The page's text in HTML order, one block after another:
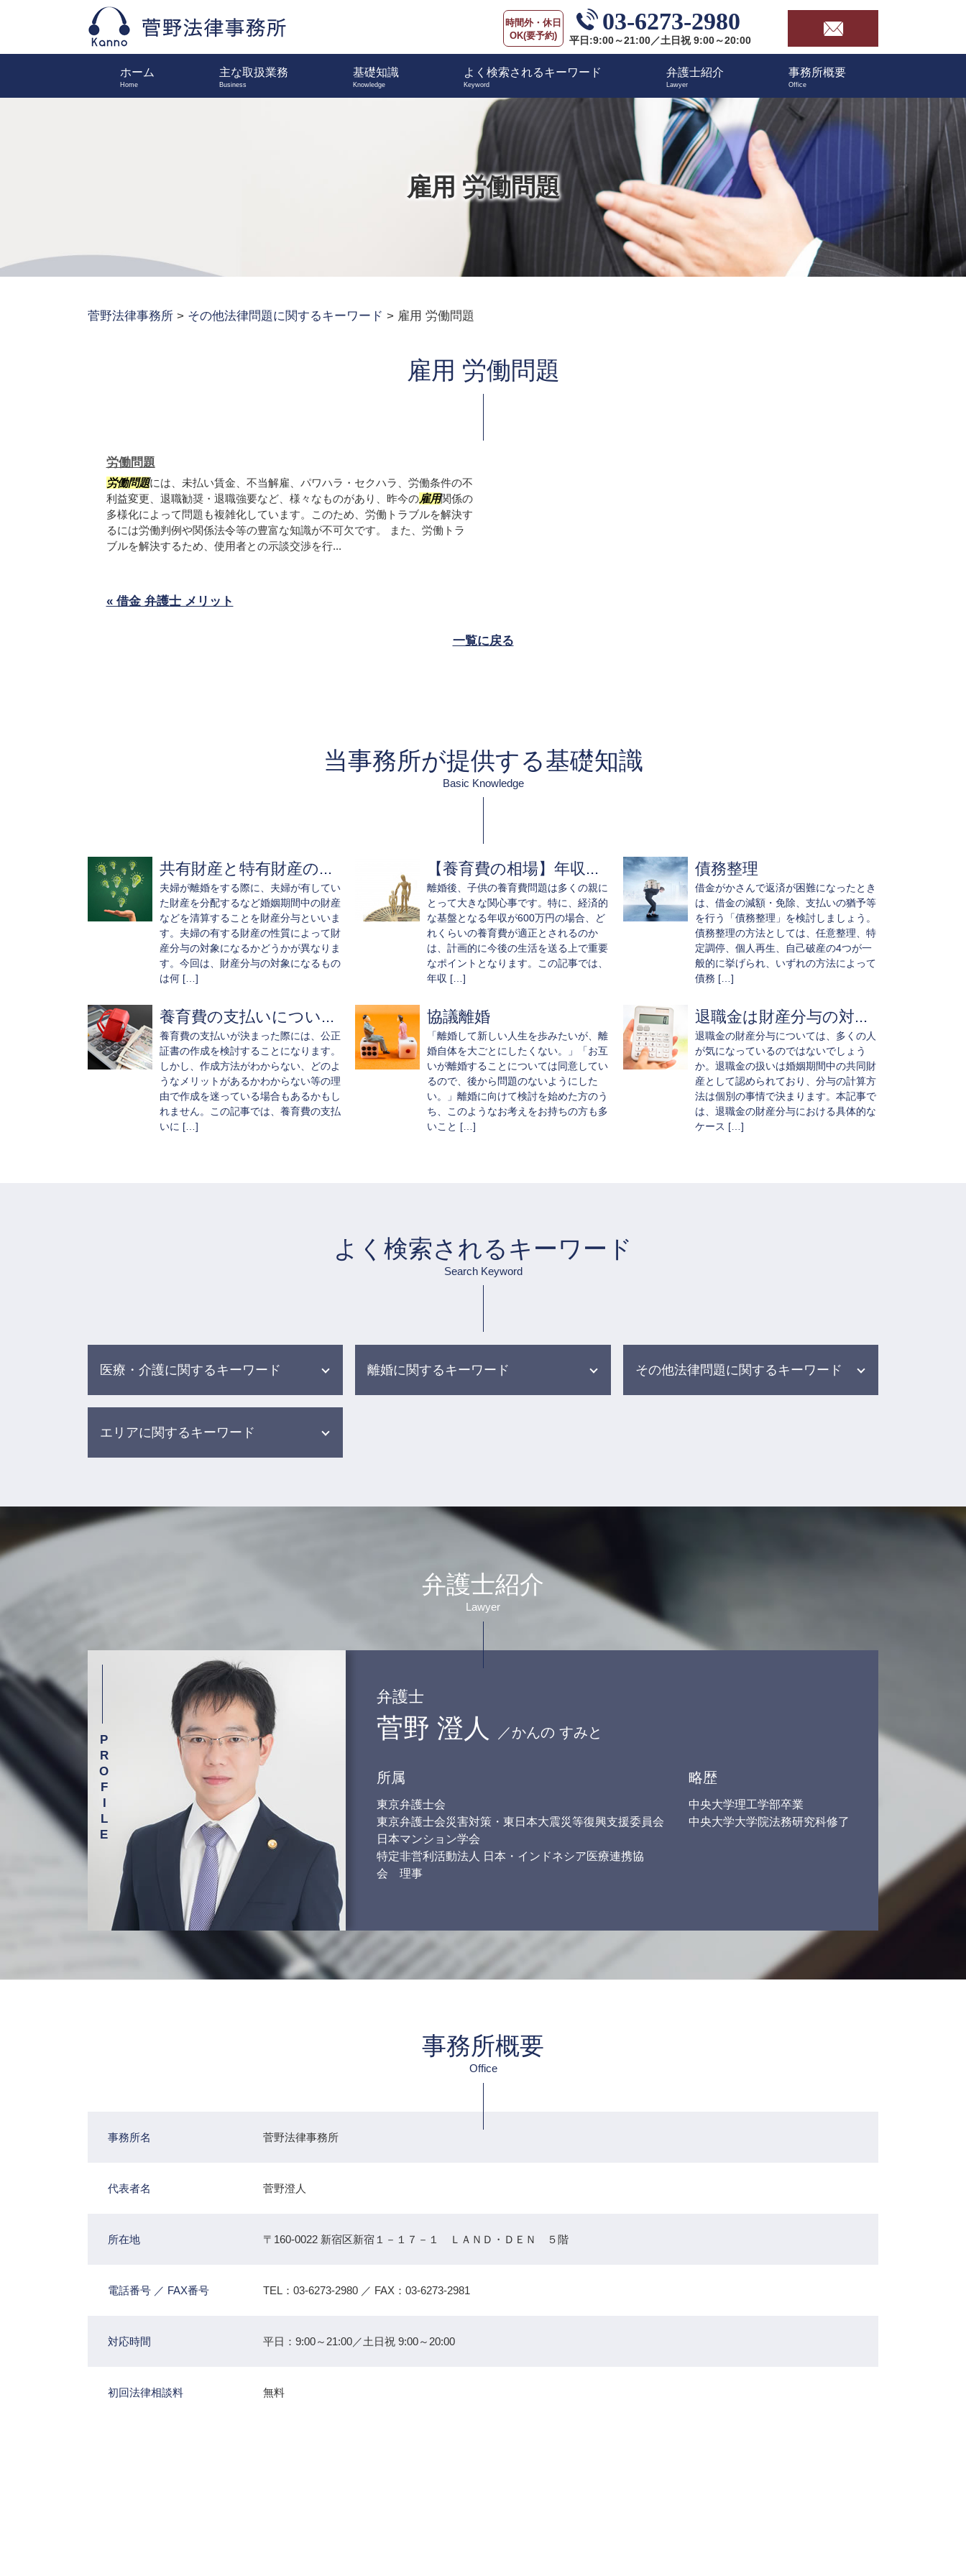
雇用 労働問題
時間外・休日
OK(要予約)
03-6273-2980
平日:9:00～21:00／土日祝 9:00～20:00
ホーム 主な取扱業務 基礎知識 よく検索されるキーワード 弁護士紹介 事務所概要
菅野法律事務所 > その他法律問題に関するキーワード > 雇用 労働問題
雇用 労働問題
労働問題
労働問題には、未払い賃金、不当解雇、パワハラ・セクハラ、労働条件の不
利益変更、退職勧奨・退職強要など、様々なものがあり、昨今の雇用関係の
多様化によって問題も複雑化しています。このため、労働トラブルを解決す
るには労働判例や関係法令等の豊富な知識が不可欠です。 また、労働トラ
ブルを解決するため、使用者との示談交渉を行...
« 借金 弁護士 メリット
一覧に戻る
当事務所が提供する基礎知識
Basic Knowledge
共有財産と特有財産の...
夫婦が離婚をする際に、夫婦が有してい
た財産を分配するなど婚姻期間中の財産
などを清算することを財産分与といいま
す。夫婦の有する財産の性質によって財
産分与の対象になるかどうかが異なりま
す。今回は、財産分与の対象になるもの
は何 […]
【養育費の相場】年収...
離婚後、子供の養育費問題は多くの親に
とって大きな関心事です。特に、経済的
な基盤となる年収が600万円の場合、ど
れくらいの養育費が適正とされるのか
は、計画的に今後の生活を送る上で重要
なポイントとなります。この記事では、
年収 […]
債務整理
借金がかさんで返済が困難になったとき
は、借金の減額・免除、支払いの猶予等
を行う「債務整理」を検討しましょう。
債務整理の方法としては、任意整理、特
定調停、個人再生、自己破産の4つが一
般的に挙げられ、いずれの方法によって
債務 […]
養育費の支払いについ...
養育費の支払いが決まった際には、公正
証書の作成を検討することになります。
しかし、作成方法がわからない、どのよ
うなメリットがあるかわからない等の理
由で作成を迷っている場合もあるかもし
れません。この記事では、養育費の支払
いに […]
協議離婚
「離婚して新しい人生を歩みたいが、離
婚自体を大ごとにしたくない。」「お互
いが離婚することについては同意してい
るので、後から問題のないようにした
い。」離婚に向けて検討を始めた方のう
ち、このようなお考えをお持ちの方も多
いこと […]
退職金は財産分与の対...
退職金の財産分与については、多くの人
が気になっているのではないでしょう
か。退職金の扱いは婚姻期間中の共同財
産として認められており、分与の計算方
法は個別の事情で決まります。本記事で
は、退職金の財産分与における具体的な
ケース […]
よく検索されるキーワード
Search Keyword
医療・介護に関するキーワード
入浴 介助 事故
医療過誤 調査
医療事故 調査センター
医療事故 医療過誤
高齢者 施設 事故
医療事故 訴訟
医療 訴訟
医療過誤 不可抗力
医療ミス 訴訟
介護 現場の事故
離婚に関するキーワード
養育費 公正証書
夫婦 別居
面会交流 裁判所
養育費 相場 年収600万
離婚調停 不成立 その後
離婚調停 流れ
離婚協議 応じない
離婚調停から裁判
調停中 面会
財産分与 調停
離婚調停中に やってはいけない
こと
裁判 親権
その他法律問題に関するキーワード
ブラック バイト 問題
労働 訴訟
任意整理 返済期間
労働問題 パワハラ
エリアに関するキーワード
債務整理 相談 弁護士 目黒区
離婚 相談 弁護士 新宿区
医療事故 相談 弁護士 目黒区
借金 相談 弁護士 新宿区
労働問題 相談 弁護士 渋谷区
労働問題 相談 弁護士 新宿区
交通事故 相談 弁護士 目黒区
介護事故 相談 弁護士 新宿区
相続 相談 弁護士 渋谷区
医療事故 相談 弁護士 杉並区
労働問題 相談 弁護士 杉並区
弁護士紹介
Lawyer
弁護士
菅野 澄人 ／かんの すみと
所属
東京弁護士会
東京弁護士会災害対策・東日本大震災等復興支援委員会
日本マンション学会
特定非営利活動法人 日本・インドネシア医療連携協
会 理事
略歴
中央大学理工学部卒業
中央大学大学院法務研究科修了
事務所概要
Office
事務所名 菅野法律事務所
代表者名 菅野澄人
所在地 〒160-0022 新宿区新宿１－１７－１ ＬＡＮＤ・ＤＥＮ ５階
電話番号 ／ FAX番号 TEL：03-6273-2980 ／ FAX：03-6273-2981
対応時間 平日：9:00～21:00／土日祝 9:00～20:00
初回法律相談料 無料